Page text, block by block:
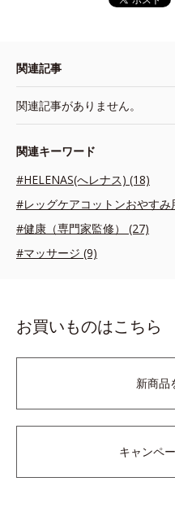
関連記事
関連記事がありません。
関連キーワード
#HELENAS(へレナス) (18)
#レッグケアコットンおやすみ
#健康（専門家監修） (27)
#マッサージ (9)
お買いものはこちら
新商品
キャンペ